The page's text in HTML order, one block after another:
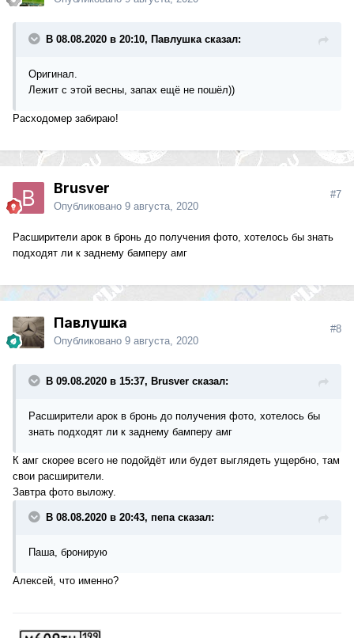
В 08.08.2020 в 20:10, Павлушка сказал:
Оригинал.
Лежит с этой весны, запах ещё не пошёл))
Расходомер забираю!
Brusver
Опубликовано 9 августа, 2020
#7
Расширители арок в бронь до получения фото, хотелось бы знать
подходят ли к заднему бамперу амг
Павлушка
Опубликовано 9 августа, 2020
#8
В 09.08.2020 в 15:37, Brusver сказал:
Расширители арок в бронь до получения фото, хотелось бы
знать подходят ли к заднему бамперу амг
К амг скорее всего не подойдёт или будет выглядеть ущербно, там
свои расширители.
Завтра фото выложу.
В 08.08.2020 в 20:43, пепа сказал:
Паша, бронирую
Алексей, что именно?